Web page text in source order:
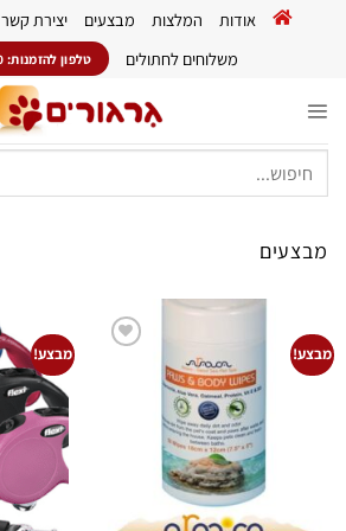
אודות המלצות מבצעים יצירת קשר
משלוחים לחתולים
טלפון להזמנות: 03-9440880
מבצעים
מבצע! מבצע!